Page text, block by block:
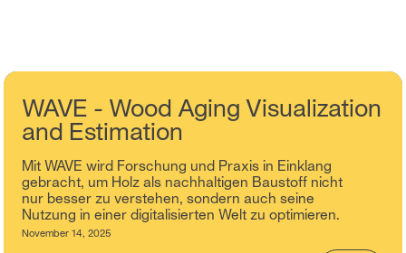
WAVE - Wood Aging Visualization
and Estimation
Mit WAVE wird Forschung und Praxis in Einklang
gebracht, um Holz als nachhaltigen Baustoff nicht
nur besser zu verstehen, sondern auch seine
Nutzung in einer digitalisierten Welt zu optimieren.
November 14, 2025